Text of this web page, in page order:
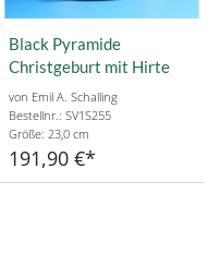
Black Pyramide
Christgeburt mit Hirte
von Emil A. Schalling
Bestellnr.: SV1S255
Größe: 23,0 cm
191,90 €